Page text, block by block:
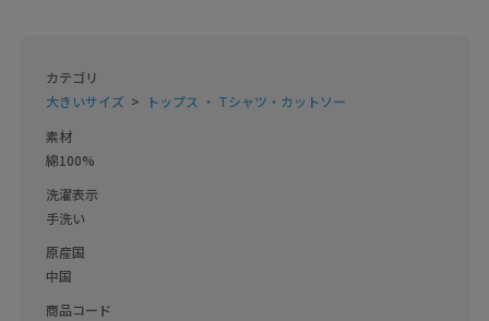
カテゴリ
大きいサイズ
トップス ・ Tシャツ・カットソー
素材
綿100%
洗濯表示
手洗い
原産国
中国
商品コード